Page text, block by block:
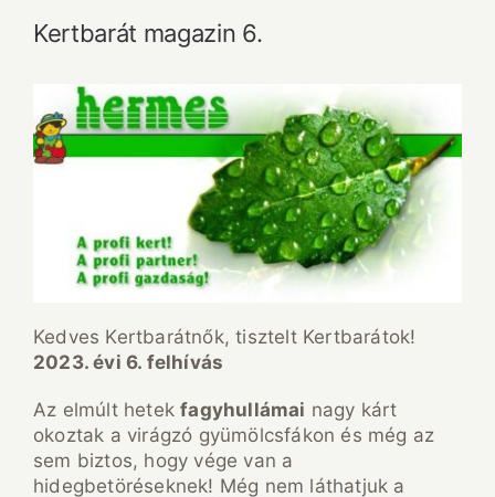
Kertbarát magazin 6.
Kedves Kertbarátnők, tisztelt Kertbarátok!
2023. évi 6. felhívás
Az elmúlt hetekfagyhullámai nagy kárt
okoztak a virágzó gyümölcsfákon és még az
sem biztos, hogy vége van a
hidegbetöréseknek! Még nem láthatjuk a